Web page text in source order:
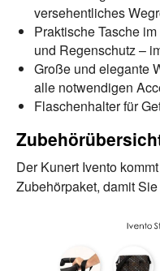
versehentliches
Praktische Tasche
und Regenschutz –
Große und elegante
alle notwendigen
Flaschenhalter für
Der Kunert Ivento
Zubehörpaket, damit